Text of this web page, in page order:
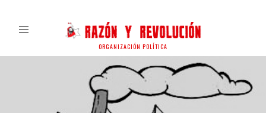
ORGANIZACIÓN POLÍTICA